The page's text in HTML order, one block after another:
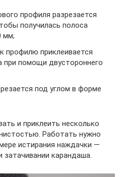
профиля разрезается
получилась полоса
мм;
профилю приклеивается
при помощи двустороннего
под углом в форме
и приклеить несколько
Работать нужно
истирания наждачки —
затачивании карандаша.